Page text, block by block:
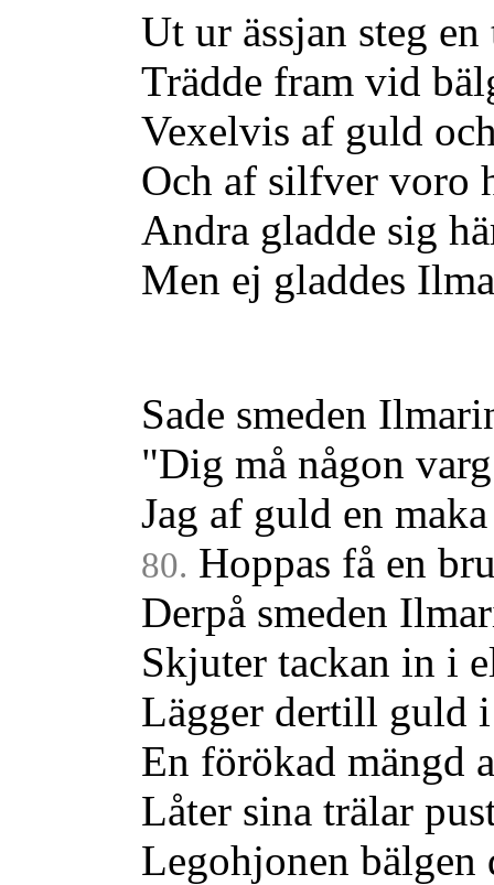
Ut ur ässjan steg en
Trädde fram vid
Vexelvis af guld
Och af silfver voro
Andra gladde sig
Men ej gladdes
Sade smeden
"Dig må någon
Jag af guld en
80. Hoppas få en
Derpå smeden
Skjuter tackan in i
Lägger dertill guld i
En förökad mängd
Låter sina trälar
Legohjonen bälgen